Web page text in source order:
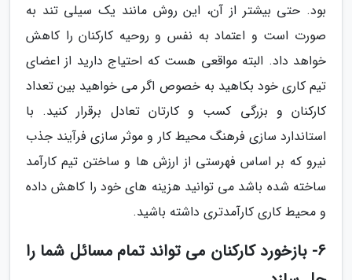
بود. حتی بیشتر از آن، این روش مانند یک سیلی تند به
صورت است و اعتماد به نفس و روحیه کارکنان را کاهش
خواهد داد. البته مواقعی هست که احتیاج دارید از اعضای
تیم کاری خود بکاهید به خصوص اگر می خواهید بین تعداد
کارکنان و بزرگی کسب و کارتان تعادل برقرار کنید. با
استاندارد سازی فرهنگ محیط کار و موثر سازی فرآیند جذب
نیرو که بر اساس فهرستی از ارزش ها و ساختن تیم کارآمد
ساخته شده باشد می توانید هزینه های خود را کاهش داده
و محیط کاری کارآمدتری داشته باشید.
6- بازخورد کارکنان می تواند تمام مسائل شما را